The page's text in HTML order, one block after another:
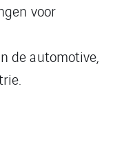
voor
de automotive,